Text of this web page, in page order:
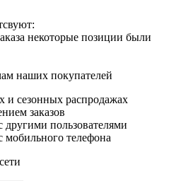
некоторые позиции были
наших покупателей
и сезонных распродажах
заказов
другими пользователями
мобильного телефона